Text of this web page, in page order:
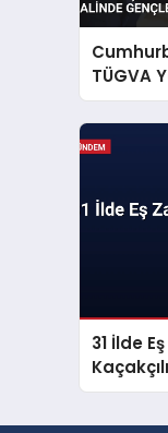
TÜGVA
31 İlde